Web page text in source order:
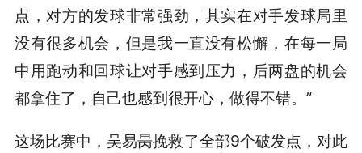
点，对方的发球非常强劲，其实在对手发球局里
没有很多机会，但是我一直没有松懈，在每一局
中用跑动和回球让对手感到压力，后两盘的机会
都拿住了，自己也感到很开心，做得不错。”
这场比赛中，吴易昺挽救了全部9个破发点，对此